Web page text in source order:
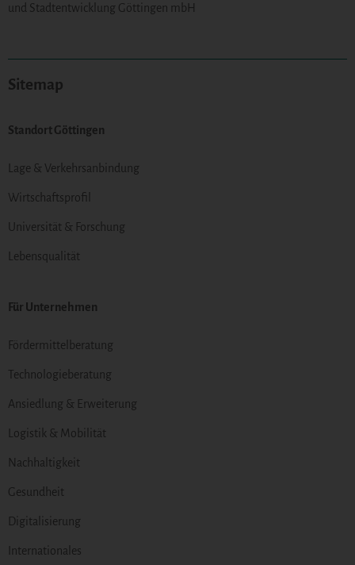
und Stadtentwicklung Göttingen mbH
Sitemap
Standort Göttingen
Lage & Verkehrsanbindung
Wirtschaftsprofil
Universität & Forschung
Lebensqualität
Für Unternehmen
Fördermittelberatung
Technologieberatung
Ansiedlung & Erweiterung
Logistik & Mobilität
Nachhaltigkeit
Gesundheit
Digitalisierung
Internationales